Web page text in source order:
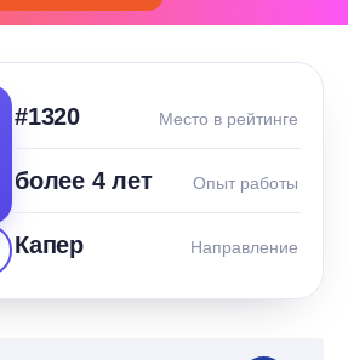
#1320 Место в рейтинге
более 4 лет Опыт работы
Капер Направление